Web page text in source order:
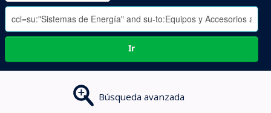
Ir
Búsqueda avanzada